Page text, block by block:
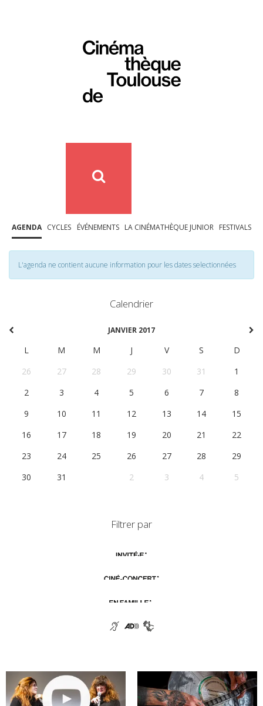
AGENDA CYCLES ÉVÉNEMENTS LA CINÉMATHÈQUE JUNIOR FESTIVALS
L'agenda ne contient aucune information pour les dates selectionnées
Calendrier
JANVIER 2017
L M M J V S
D
26
27 28 29 30 31
1
2
3 4 5 6 7
8
9
10 11 12 13 14
15
16
17 18 19 20 21
22
23
24 25 26 27 28
29
30
31 2 3 4 5
Filtrer par